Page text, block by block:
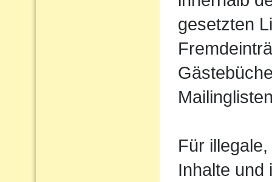
gesetzten
Für
Inhalte und